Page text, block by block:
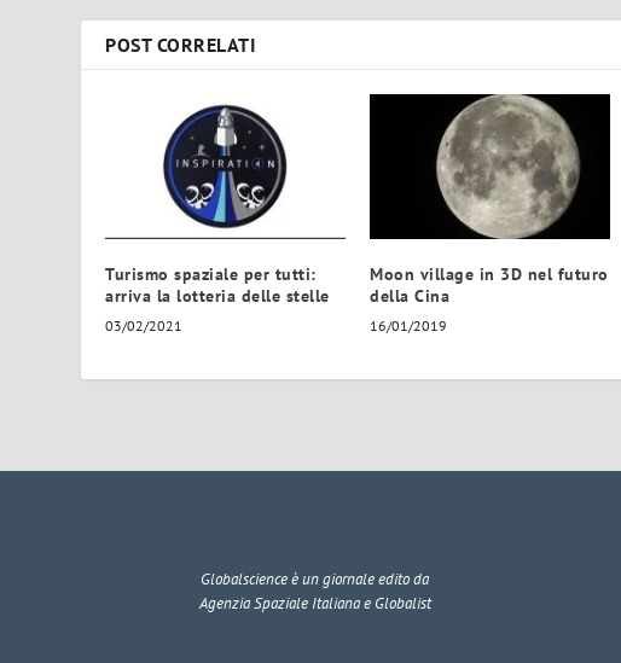
POST CORRELATI
Turismo spaziale per tutti:
arriva la lotteria delle stelle
03/02/2021
Moon village in 3D nel futuro
della Cina
16/01/2019
Globalscienceè un giornale edito da
Agenzia Spaziale Italiana e Globalist